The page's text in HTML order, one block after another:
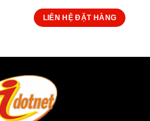
LIÊN HỆ ĐẶT HÀNG